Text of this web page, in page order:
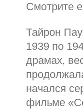
Смотрите
Тайрон
1939 по
драмах,
начался
фильме